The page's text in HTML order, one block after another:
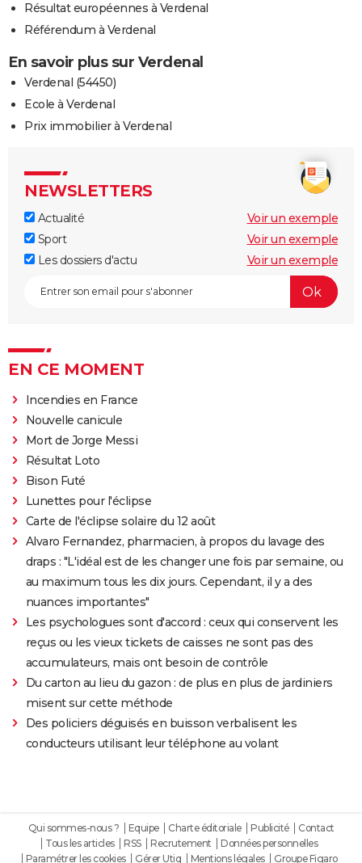
Résultat européennes à Verdenal
Référendum à Verdenal
En savoir plus sur Verdenal
Verdenal (54450)
Ecole à Verdenal
Prix immobilier à Verdenal
NEWSLETTERS
Actualité
Voir un exemple
Sport
Voir un exemple
Les dossiers d'actu
Voir un exemple
EN CE MOMENT
Incendies en France
Nouvelle canicule
Mort de Jorge Messi
Résultat Loto
Bison Futé
Lunettes pour l'éclipse
Carte de l'éclipse solaire du 12 août
Alvaro Fernandez, pharmacien, à propos du lavage des
draps : "L'idéal est de les changer une fois par semaine, ou
au maximum tous les dix jours. Cependant, il y a des
nuances importantes"
Les psychologues sont d'accord : ceux qui conservent les
reçus ou les vieux tickets de caisses ne sont pas des
accumulateurs, mais ont besoin de contrôle
Du carton au lieu du gazon : de plus en plus de jardiniers
misent sur cette méthode
Des policiers déguisés en buisson verbalisent les
conducteurs utilisant leur téléphone au volant
Qui sommes-nous ? Equipe Charte éditoriale Publicité
Contact
Tous les articles
RSS Recrutement
Données personnelles
Paramétrer les cookies
Gérer Utiq Mentions légales Groupe Figaro